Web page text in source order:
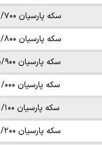
سکه پارسیان ۰/۷۰۰
سکه پارسیان ۰/۸۰۰
سکه پارسیان ۰/۹۰۰
سکه پارسیان ۱/۰۰۰
سکه پارسیان ۱/۱۰۰
سکه پارسیان ۱/۲۰۰